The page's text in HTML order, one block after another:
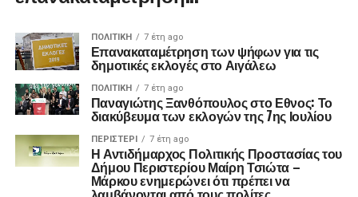
ΠΟΛΙΤΙΚΉ 7 έτη ago
Επανακαταμέτρηση των ψήφων για τις
δημοτικές εκλογές στο Αιγάλεω
ΠΟΛΙΤΙΚΉ 7 έτη ago
Παναγιώτης Ξανθόπουλος στο Εθνος: Το
διακύβευμα των εκλογών της 7ης Ιουλίου
ΠΕΡΙΣΤΕΡΙ 7 έτη ago
Η Αντιδήμαρχος Πολιτικής Προστασίας του
Δήμου Περιστερίου Μαίρη Τσιώτα –
Μάρκου ενημερώνει ότι πρέπει να